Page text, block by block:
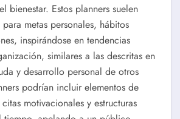
bienestar. Estos planners suelen
metas personales, hábitos
inspirándose en tendencias
similares a las descritas en
y desarrollo personal de otros
podrían incluir elementos de
motivacionales y estructuras